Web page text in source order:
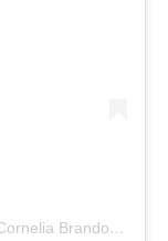
Une publication partagée par d’AddA by Cornelia Brandolini d’Adda (@cocodadda)